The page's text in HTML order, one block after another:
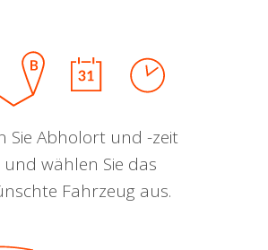
Sie Abholort und -zeit
und wählen Sie das
Fahrzeug aus.